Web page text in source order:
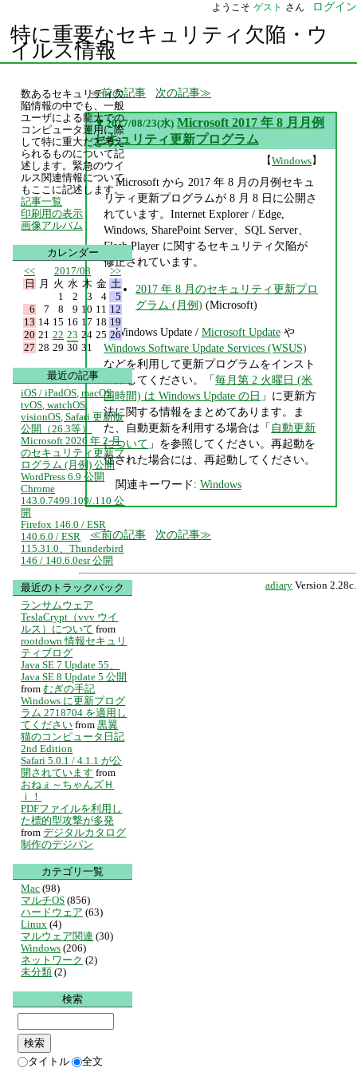
ようこそ ゲスト さん ログイン
特に重要なセキュリティ欠陥・ウ
イルス情報
前の記事 次の記事
▼ 2017/08/23(水) Microsoft 2017 年 8 月月例
セキュリティ更新プログラム
【Windows】
Microsoft から 2017 年 8 月の月例セキュ
リティ更新プログラムが 8 月 8 日に公開さ
れています。Internet Explorer / Edge,
Windows, SharePoint Server、SQL Server、
Flash Player に関するセキュリティ欠陥が
修正されています。
2017 年 8 月のセキュリティ更新プロ
グラム (月例) (Microsoft)
Windows Update / Microsoft Updateや
Windows Software Update Services (WSUS)
などを利用して更新プログラムをインスト
ールしてください。「毎月第 2 火曜日 (米
国時間) は Windows Update の日 」に更新方
法に関する情報をまとめてあります。ま
た、自動更新を利用する場合は「 自動更新
について 」を参照してください。再起動を
促された場合には、再起動してください。
関連キーワード: Windows
前の記事 次の記事
adiary Version 2.28c.
数あるセキュリティ欠
陥情報の中でも、一般
ユーザによる龍大での
コンピュータ運用に際
して特に重大だと考え
られるものについて記
述します。緊急のウイ
ルス関連情報について
もここに記述します。
記事一覧
印刷用の表示
画像アルバム
カレンダー
<<
2017/08
>>
日
月 火 水 木 金 土
1
2 3 4
5
6
7 8 9 10 11 12
13 14 15 16 17 18 19
20 21 22 23 24 25 26
27 28 29 30 31
最近の記事
iOS / iPadOS, macOS,
tvOS, watchOS,
visionOS, Safari 更新版
公開（26.3等）
Microsoft 2026 年 2 月
のセキュリティ更新プ
ログラム (月例) 公開
WordPress 6.9 公開
Chrome
143.0.7499.109/.110 公
開
Firefox 146.0 / ESR
140.6.0 / ESR
115.31.0、Thunderbird
146 / 140.6.0esr 公開
最近のトラックバック
ランサムウェア
TeslaCrypt（vvv ウイ
ルス）について from
rootdown 情報セキュリ
ティブログ
Java SE 7 Update 55、
Java SE 8 Update 5 公開
from むぎの手記
Windows に更新プログ
ラム 2718704 を適用し
てください from 黒翼
猫のコンピュータ日記
2nd Edition
Safari 5.0.1 / 4.1.1 が公
開されています from
おねぇ～ちゃんズＨ
ｉ！
PDFファイルを利用し
た標的型攻撃が多発
from デジタルカタログ
制作のデジパン
カテゴリ一覧
Mac (98)
マルチOS (856)
ハードウェア (63)
Linux (4)
マルウェア関連 (30)
Windows (206)
ネットワーク (2)
未分類 (2)
検索
タイトル 全文